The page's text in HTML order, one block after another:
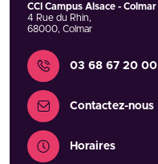
CCI Campus Alsace - Colmar
4 Rue du Rhin,
68000, Colmar
Contact
03 68 67 20 00
Contactez-nous
Horaires